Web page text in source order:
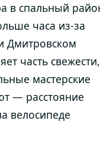
в спальный
часа из-за
Дмитровском
часть свежести,
мастерские
— расстояние
велосипеде